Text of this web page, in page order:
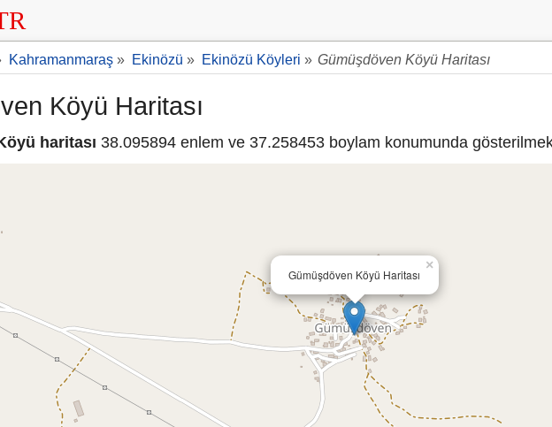
Kahramanmaraş » Ekinözü » Ekinözü Köyleri » Gümüşdöven Köyü Haritası
Köyü Haritası
haritası 38.095894 enlem ve 37.258453 boylam konumunda
Gümüşdöven Köyü Haritası
×